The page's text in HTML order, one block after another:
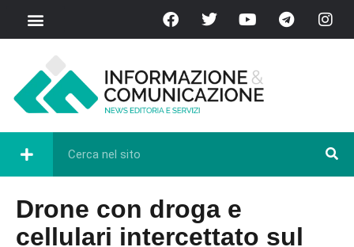
Drone con droga e
cellulari intercettato sul